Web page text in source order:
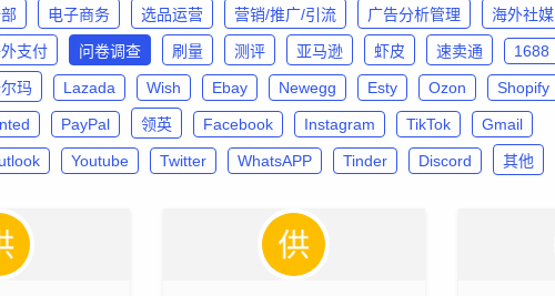
电子商务 选品运营 营销/推广/引流 广告分析管理 海外社媒
支付 问卷调查 刷量 测评 亚马逊 虾皮 速卖通 1688
玛 Lazada Wish Ebay Newegg Esty Ozon Shopify
PayPal 领英 Facebook Instagram TikTok Gmail
Youtube Twitter WhatsAPP Tinder Discord 其他